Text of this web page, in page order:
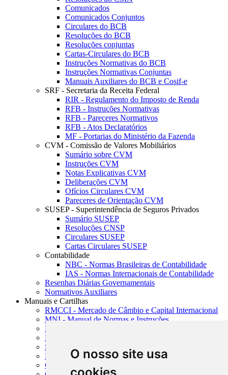
O nosso site usa
Comunicados
Comunicados Conjuntos
Circulares do BCB
Resoluções do BCB
Resoluções conjuntas
Cartas-Circulares do BCB
Instruções Normativas do BCB
Instruções Normativas Conjuntas
Manuais Auxiliares do BCB e Cosif-e
SRF - Secretaria da Receita Federal
RIR - Regulamento do Imposto de Renda
RFB - Instruções Normativas
RFB - Pareceres Normativos
RFB - Atos Declaratórios
MF - Portarias do Ministério da Fazenda
CVM - Comissão de Valores Mobiliários
Sumário sobre CVM
Instruções CVM
Notas Explicativas CVM
Deliberações CVM
Ofícios Circulares CVM
Pareceres de Orientação CVM
SUSEP - Superintendência de Seguros Privados
Sumário SUSEP
Resoluções CNSP
Circulares SUSEP
Cartas Circulares SUSEP
Contabilidade
NBC - Normas Brasileiras de Contabilidade
IAS - Normas Internacionais de Contabilidade
Resenhas Diárias Governamentais
Normativos Auxiliares
Manuais e Cartilhas
RMCCI - Mercado de Câmbio e Capital Internacional
MNI - Manual de Normas e Instruções
MTVM - Manual de Títulos e Valores Mobiliários
MCR - Manual de Crédito Rural
SISORF - Manual de Organização do SFN
MASUP - Manual de Supervisão Bancária
CADOC - Catálogo de Documentos